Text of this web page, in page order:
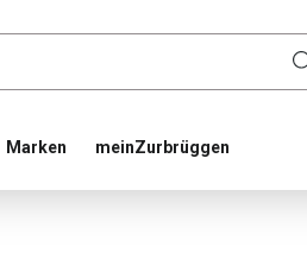
Marken meinZurbrüggen